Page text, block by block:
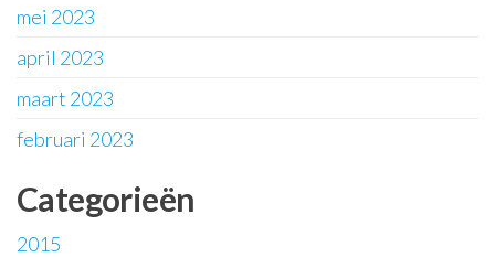
mei 2023
april 2023
maart 2023
februari 2023
Categorieën
2015